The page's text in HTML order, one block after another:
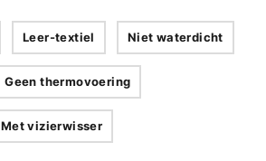
Leer-textiel Niet waterdicht
Geen thermovoering
Met vizierwisser